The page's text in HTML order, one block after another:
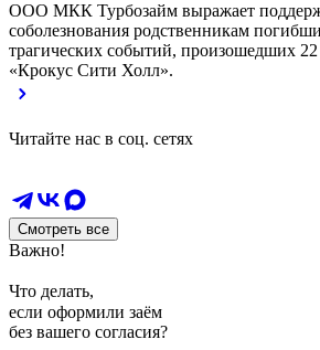
ООО МКК Турбозайм выражает
соболезнования родственникам
трагических событий, произошедших 22
«Крокус Сити Холл».
Читайте нас в соц. сетях
Смотреть все
Важно!
Что делать,
если оформили заём
без вашего согласия?